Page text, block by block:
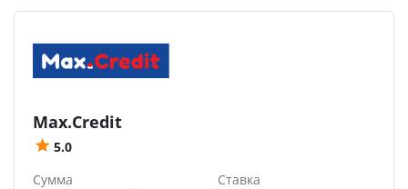
Max.Credit
5.0
Сумма
Ставка